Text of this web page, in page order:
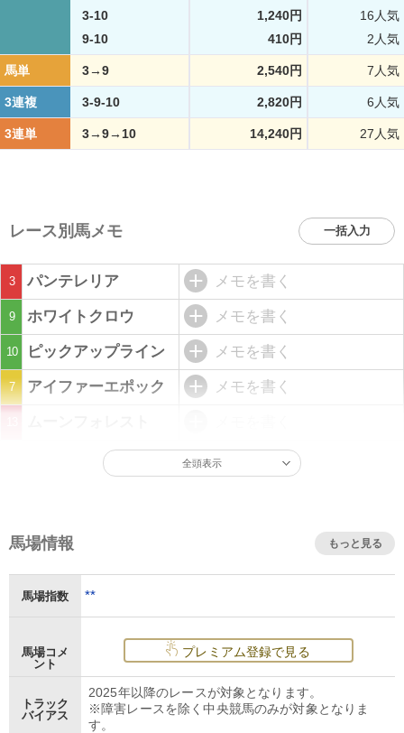
3-10
1,240円
16人気
9-10
410円 2人気
馬単 3→9 2,540円 7人気
3連複 3-9-10 2,820円 6人気
3連単 3→9→10 14,240円 27人気
レース別馬メモ 一括入力
3 パンテレリア メモを書く
9 ホワイトクロウ メモを書く
10 ピックアップライン メモを書く
7 アイファーエポック メモを書く
全頭表示
馬場情報 もっと見る
馬場指数 **
馬場コメ
ント
プレミアム登録で見る
トラック
バイアス
2025年以降のレースが対象となります。
※障害レースを除く中央競馬のみが対象となりま
す。